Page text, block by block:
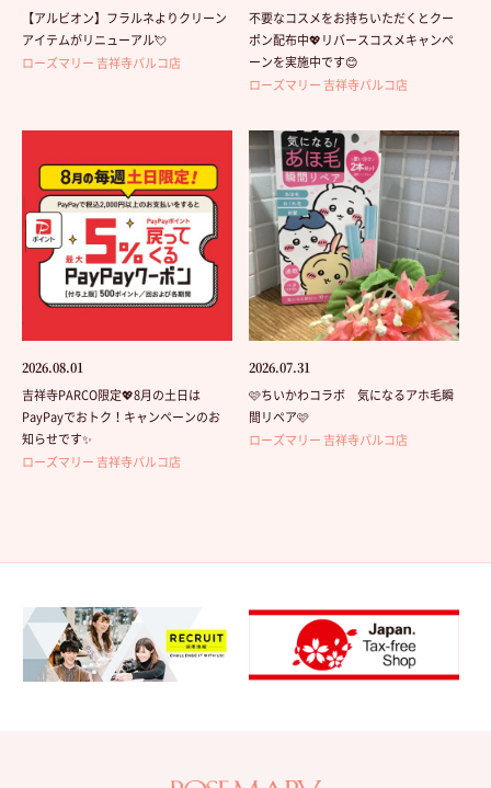
【アルビオン】フラルネよりクリーン
アイテムがリニューアル💘
ローズマリー 吉祥寺パルコ店
不要なコスメをお持ちいただくとクー
ポン配布中💖リバースコスメキャンペ
ーンを実施中です😊
ローズマリー 吉祥寺パルコ店
2026.08.01
吉祥寺PARCO限定💖8月の土日は
PayPayでおトク！キャンペーンのお
知らせです✨
ローズマリー 吉祥寺パルコ店
2026.07.31
🩷ちいかわコラボ 気になるアホ毛瞬
間リペア🩷
ローズマリー 吉祥寺パルコ店